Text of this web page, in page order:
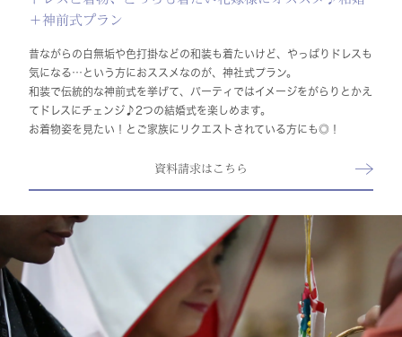
＋神前式プラン
昔ながらの白無垢や色打掛などの和装も着たいけど、やっぱりドレスも
気になる…という方におススメなのが、神社式プラン。
和装で伝統的な神前式を挙げて、パーティではイメージをがらりとかえ
てドレスにチェンジ♪2つの結婚式を楽しめます。
お着物姿を見たい！とご家族にリクエストされている方にも◎！
資料請求はこちら